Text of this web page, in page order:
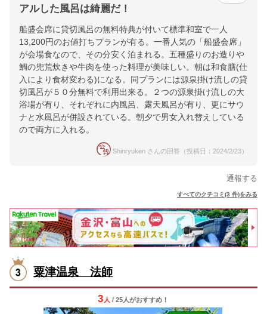
アルした風呂は綺麗だ！
船盛会席に貸切風呂の無料特典が付いて標準和室で一人
13,200円のお値打ちプランが有る。一番人気の「船盛会席」
が会場食なので、その分安く泊まれる。五種盛りのお造りや
鯛の兜荒炊きや牛肉を使った料理が美味しい。朝は和食膳(仕
入により食材変わる)になる。同プランには源泉掛け流しの貸
切風呂が５０分無料で利用出来る。２つの源泉掛け流しの大
浴場が有り、それぞれに内風呂、露天風呂が有り、更にサウ
ナと水風呂が併設されている。朝夕で男女入れ替えしている
ので両方に入れる。
Shinryuken さんの回答（投稿日：2024/2/23）
通報する
すべてのクチコミ(3 件)をみる
粟津温泉 法師
3 人 / 25人がおすすめ！